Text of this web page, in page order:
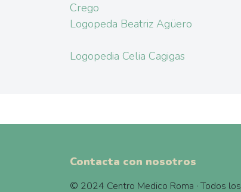
Crego
Logopeda Beatriz Agüero
Logopedia Celia Cagigas
Contacta con nosotros
© 2024 Centro Medico Roma · Todos los